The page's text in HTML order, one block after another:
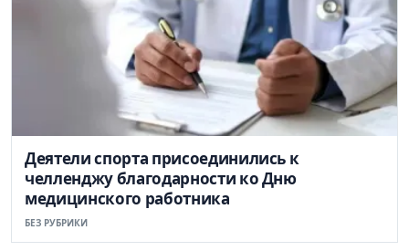
Деятели спорта присоединились к
челленджу благодарности ко Дню
медицинского работника
БЕЗ РУБРИКИ